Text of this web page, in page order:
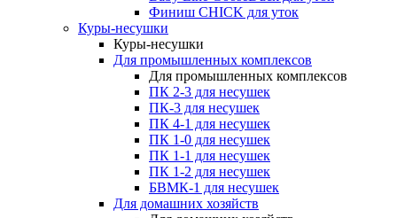
Финиш CHICK для уток
Куры-несушки
Куры-несушки
Для промышленных комплексов
Для промышленных комплексов
ПК 2-3 для несушек
ПК-3 для несушек
ПК 4-1 для несушек
ПК 1-0 для несушек
ПК 1-1 для несушек
ПК 1-2 для несушек
БВМК-1 для несушек
Для домашних хозяйств